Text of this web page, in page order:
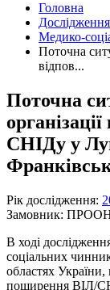
Головна
Дослідження
Медико-
Поточна
відпов...
Поточна
СНІДу у
Рік дослідження:
Замовник:
В ході
соціальних
областях
поширення ВІЛ/